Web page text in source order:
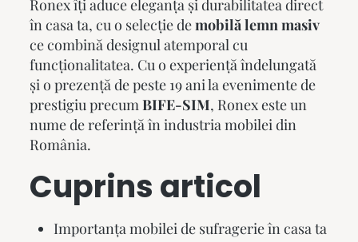
Ronex îți aduce eleganța și durabilitatea direct
în casa ta, cu o selecție demobilă lemn masiv
ce combină designul atemporal cu
funcționalitatea. Cu o experiență îndelungată
și o prezență de peste 19 ani la evenimente de
prestigiu precumBIFE-SIM, Ronex este un
nume de referință în industria mobilei din
România.
Cuprins articol
Importanța mobilei de sufragerie în casa ta